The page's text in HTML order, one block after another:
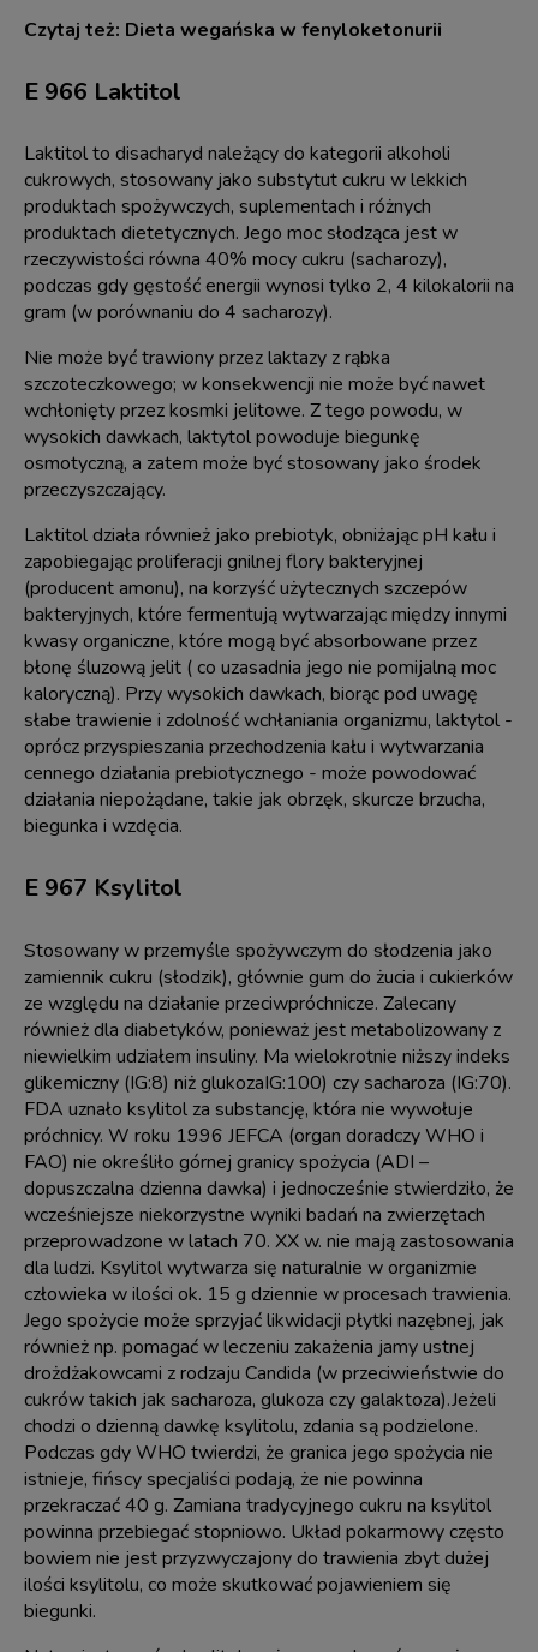
Czytaj też: Dieta wegańska w fenyloketonurii
E 966 Laktitol
Laktitol to disacharyd należący do kategorii alkoholi
cukrowych, stosowany jako substytut cukru w lekkich
produktach spożywczych, suplementach i różnych
produktach dietetycznych. Jego moc słodząca jest w
rzeczywistości równa 40% mocy cukru (sacharozy),
podczas gdy gęstość energii wynosi tylko 2, 4 kilokalorii na
gram (w porównaniu do 4 sacharozy).
Nie może być trawiony przez laktazy z rąbka
szczoteczkowego; w konsekwencji nie może być nawet
wchłonięty przez kosmki jelitowe. Z tego powodu, w
wysokich dawkach, laktytol powoduje biegunkę
osmotyczną, a zatem może być stosowany jako środek
przeczyszczający.
Laktitol działa również jako prebiotyk, obniżając pH kału i
zapobiegając proliferacji gnilnej flory bakteryjnej
(producent amonu), na korzyść użytecznych szczepów
bakteryjnych, które fermentują wytwarzając między innymi
kwasy organiczne, które mogą być absorbowane przez
błonę śluzową jelit ( co uzasadnia jego nie pomijalną moc
kaloryczną). Przy wysokich dawkach, biorąc pod uwagę
słabe trawienie i zdolność wchłaniania organizmu, laktytol -
oprócz przyspieszania przechodzenia kału i wytwarzania
cennego działania prebiotycznego - może powodować
działania niepożądane, takie jak obrzęk, skurcze brzucha,
biegunka i wzdęcia.
E 967 Ksylitol
Stosowany w przemyśle spożywczym do słodzenia jako
zamiennik cukru (słodzik), głównie gum do żucia i cukierków
ze względu na działanie przeciwpróchnicze. Zalecany
również dla diabetyków, ponieważ jest metabolizowany z
niewielkim udziałem insuliny. Ma wielokrotnie niższy indeks
glikemiczny (IG:8) niż glukozaIG:100) czy sacharoza (IG:70).
FDA uznało ksylitol za substancję, która nie wywołuje
próchnicy. W roku 1996 JEFCA (organ doradczy WHO i
FAO) nie określiło górnej granicy spożycia (ADI –
dopuszczalna dzienna dawka) i jednocześnie stwierdziło, że
wcześniejsze niekorzystne wyniki badań na zwierzętach
przeprowadzone w latach 70. XX w. nie mają zastosowania
dla ludzi. Ksylitol wytwarza się naturalnie w organizmie
człowieka w ilości ok. 15 g dziennie w procesach trawienia.
Jego spożycie może sprzyjać likwidacji płytki nazębnej, jak
również np. pomagać w leczeniu zakażenia jamy ustnej
drożdżakowcami z rodzaju Candida (w przeciwieństwie do
cukrów takich jak sacharoza, glukoza czy galaktoza).Jeżeli
chodzi o dzienną dawkę ksylitolu, zdania są podzielone.
Podczas gdy WHO twierdzi, że granica jego spożycia nie
istnieje, fińscy specjaliści podają, że nie powinna
przekraczać 40 g. Zamiana tradycyjnego cukru na ksylitol
powinna przebiegać stopniowo. Układ pokarmowy często
bowiem nie jest przyzwyczajony do trawienia zbyt dużej
ilości ksylitolu, co może skutkować pojawieniem się
biegunki.